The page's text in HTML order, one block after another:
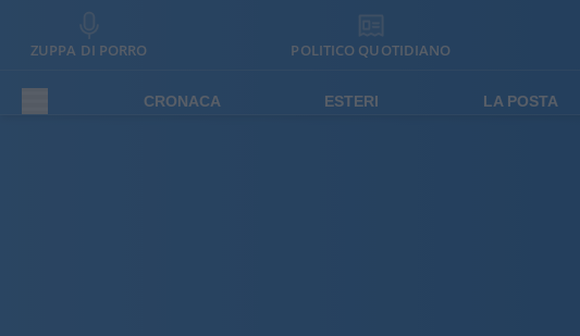
ZUPPA DI PORRO POLITICO QUOTIDIANO
CRONACA ESTERI LA POSTA